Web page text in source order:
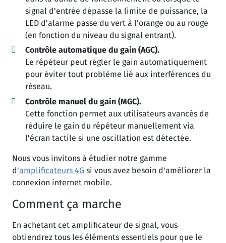
signal d'entrée dépasse la limite de puissance, la
LED d'alarme passe du vert à l'orange ou au rouge
(en fonction du niveau du signal entrant).
Contrôle automatique du gain (AGC).
Le répéteur peut régler le gain automatiquement
pour éviter tout problème lié aux interférences du
réseau.
Contrôle manuel du gain (MGC).
Cette fonction permet aux utilisateurs avancés de
réduire le gain du répéteur manuellement via
l'écran tactile si une oscillation est détectée.
Nous vous invitons à étudier notre gamme
d'amplificateurs 4G si vous avez besoin d'améliorer la
connexion internet mobile.
Comment ça marche
En achetant cet amplificateur de signal, vous
obtiendrez tous les éléments essentiels pour que le